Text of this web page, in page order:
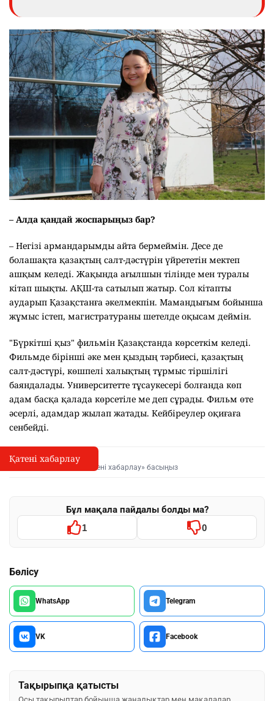
– Алда қандай жоспарыңыз бар?
– Негізі армандарымды айта бермеймін. Десе де
болашақта қазақтың салт-дәстүрін үйрететін мектеп
ашқым келеді. Жақында ағылшын тілінде мен туралы
кітап шықты. АҚШ-та сатылып жатыр. Сол кітапты
аударып Қазақстанға әкелмекпін. Мамандығым бойынша
жұмыс істеп, магистратураны шетелде оқысам деймін.
"Бүркітші қыз" фильмін Қазақстанда көрсеткім келеді.
Фильмде бірінші әке мен қыздың тәрбиесі, қазақтың
салт-дәстүрі, көшпелі халықтың тұрмыс тіршілігі
баяндалады. Университетте тұсаукесері болғанда көп
адам басқа қалада көрсетіле ме деп сұрады. Фильм өте
әсерлі, адамдар жылап жатады. Кейбіреулер оқиғаға
сенбейді.
I
Қате туралы хабарлау
Мәтінді белгілеп, «Қатені хабарлау» басыңыз
Бұл мақала пайдалы болды ма?
1 0
Бөлісу
WhatsApp Telegram
VK Facebook
Тақырыпқа қатысты
Қатені хабарлау